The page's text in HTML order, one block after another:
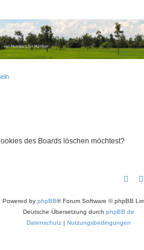
- isaan-thai.ch
und den Isaan - von Membern für Member
des Boards löschen möchtest?
Powered by phpBB® Forum Software © phpBB
Deutsche Übersetzung durch phpBB.de
Datenschutz | Nutzungsbedingungen